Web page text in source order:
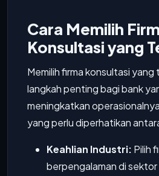
Cara Memilih
Konsultasi yang
Memilih firma konsultasi
langkah penting bagi bank
meningkatkan
yang perlu diperhatikan
Keahlian Industri: Pilih
berpengalaman di